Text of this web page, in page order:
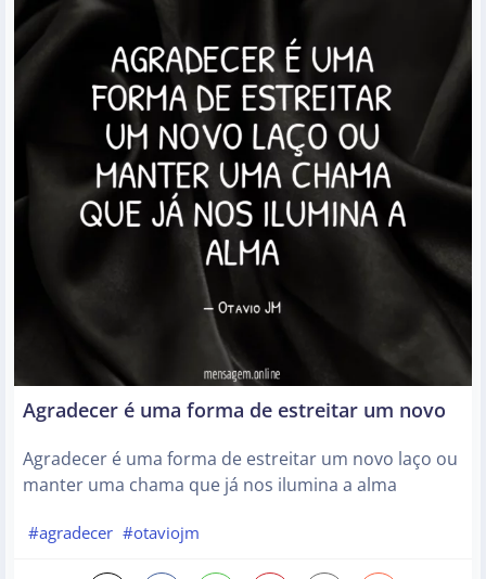
Agradecer é uma forma de estreitar um novo
Agradecer é uma forma de estreitar um novo laço ou
manter uma chama que já nos ilumina a alma
#agradecer #otaviojm